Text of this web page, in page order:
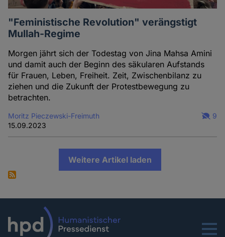
"Feministische Revolution" verängstigt
Mullah-Regime
Morgen jährt sich der Todestag von Jina Mahsa Amini
und damit auch der Beginn des säkularen Aufstands
für Frauen, Leben, Freiheit. Zeit, Zwischenbilanz zu
ziehen und die Zukunft der Protestbewegung zu
betrachten.
Moritz Pieczewski-Freimuth
15.09.2023
9
Weitere Artikel laden
Menu